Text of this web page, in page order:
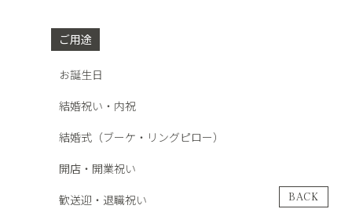
BACK
ご用途
お誕生日
結婚祝い・内祝
結婚式（ブーケ・リングピロー）
開店・開業祝い
歓送迎・退職祝い